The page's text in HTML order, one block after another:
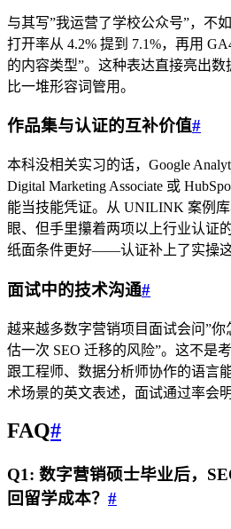
与其写”我运营了学校公众号”，不
打开率从 4.2% 提到 7.1%，再用
的内容类型”。这种表达直接亮出数
比一堆形容词管用。
作品集与认证的互补价值#
本科没相关实习的话，Google
Digital Marketing Associate 或
能当技能凭证。从 UNILINK 案例
眼、但手里攥着两项以上行业认证
纸面条件更好——认证补上了实操这
面试中的技术沟通#
越来越多数字营销项目面试会问”
估一次 SEO 迁移的风险”。这不是
跟工程师、数据分析师协作的语言
术场景的英文表述，面试通过率会
FAQ#
Q1: 数字营销硕士毕业后，
回留学成本？ #